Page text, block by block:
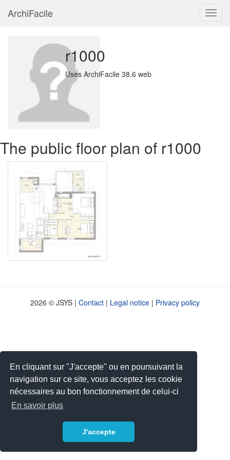
En cliquant sur "J'accepte" ou en poursuivant la
navigation sur ce site, vous acceptez les cookie
nécessaires au bon fonctionnement de celui-ci
En savoir plus
J'accepte
ArchiFacile
r1000
Uses ArchiFacile 38.6 web
The public floor plan of r1000
2026 © JSYS | Contact | Legal notice | Privacy policy